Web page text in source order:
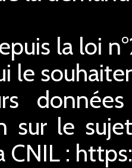
la loi
le
sur le
CNIL :